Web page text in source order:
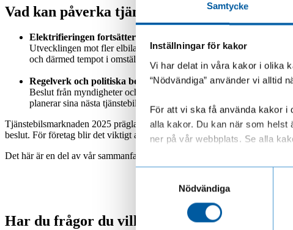
Samtycke
Inställningar för kakor
Vi har delat in våra kakor i olika
“Nödvändiga” använder vi alltid
För att vi ska få använda kakor i
alla kakor. Du kan när som helst
ner på vår webbplats. Se alla
Läs mer om hur vi behandlar
Nödvändiga
Vad kan påverka tjänstebilsmarknaden 2026?
Elektrifieringen fortsätter – men inte utan utmaningar
Utvecklingen mot fler elbilar väntas fortsätta även 2026. Samtidigt
och därmed tempot i omställningen.
Regelverk och politiska beslut får stor betydelse
Beslut från myndigheter och politiska utspel kan snabbt förändra
planerar sina nästa tjänstebilar.
Tjänstebilsmarknaden 2025 präglas av stabil nybilsförsäljning och en
beslut. För företag blir det viktigt att följa marknaden nära och väga in
Det här är en del av vår sammanfattning av året – bransch för bransch.
Har du frågor du vill ha svar på direkt?